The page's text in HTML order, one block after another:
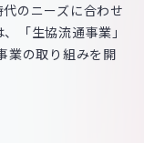
のニーズに合わせ
「生協流通事業」
業の取り組みを開